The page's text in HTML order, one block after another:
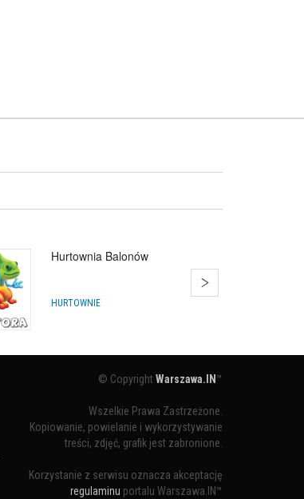
Hurtownia Balonów
HURTOWNIE
© CopyrightWarszawa.IN ™
Wszelkie Prawa Zastrzeżone.
Kopiowanie, powielanie i wykorzystywanie
treści, zdjęć, grafik jest zabronione.
Korzystanie z serwisu oznacza akceptację
regulaminu portalu Warszawa.IN™